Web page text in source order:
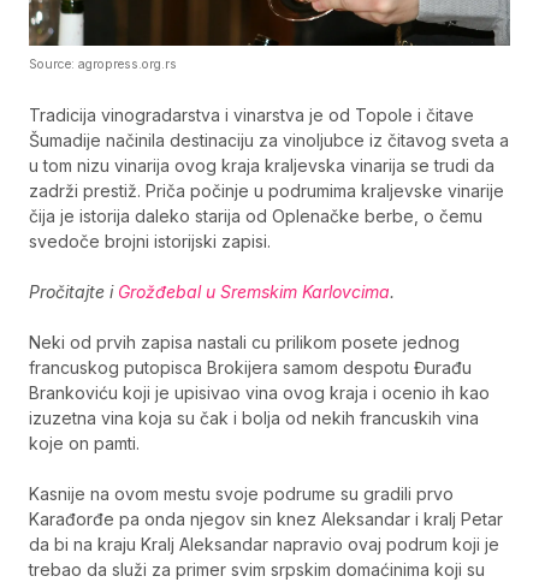
Source: agropress.org.rs
Tradicija vinogradarstva i vinarstva je od Topole i čitave
Šumadije načinila destinaciju za vinoljubce iz čitavog sveta a
u tom nizu vinarija ovog kraja kraljevska vinarija se trudi da
zadrži prestiž. Priča počinje u podrumima kraljevske vinarije
čija je istorija daleko starija od Oplenačke berbe, o čemu
svedoče brojni istorijski zapisi.
Pročitajte i Grožđebal u Sremskim Karlovcima.
Neki od prvih zapisa nastali cu prilikom posete jednog
francuskog putopisca Brokijera samom despotu Đurađu
Brankoviću koji je upisivao vina ovog kraja i ocenio ih kao
izuzetna vina koja su čak i bolja od nekih francuskih vina
koje on pamti.
Kasnije na ovom mestu svoje podrume su gradili prvo
Karađorđe pa onda njegov sin knez Aleksandar i kralj Petar
da bi na kraju Kralj Aleksandar napravio ovaj podrum koji je
trebao da služi za primer svim srpskim domaćinima koji su